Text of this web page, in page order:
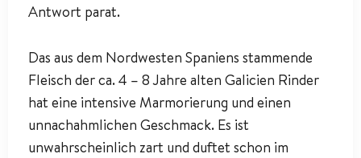
Antwort parat.
Das aus dem Nordwesten Spaniens stammende
Fleisch der ca. 4 – 8 Jahre alten Galicien Rinder
hat eine intensive Marmorierung und einen
unnachahmlichen Geschmack. Es ist
unwahrscheinlich zart und duftet schon im